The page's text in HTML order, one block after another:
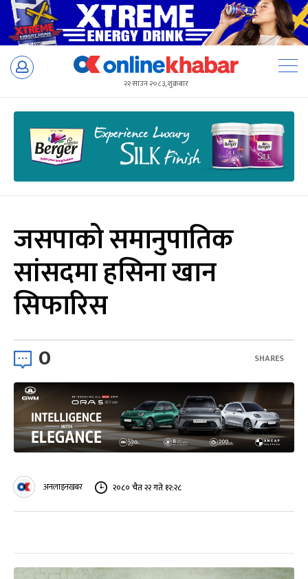
Skip
२२ साउन २०८३, शुक्रबार
जसपाको समानुपातिक
सांसदमा हसिना खान
सिफारिस
0 SHARES
अनलाइनखबर २०८० चैत २२ गते १२:२८